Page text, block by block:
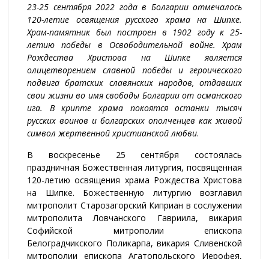
23-25 сентября 2022 года в Болгарии отмечалось
120-летие освящения русского храма на Шипке.
Храм-памятник был построен в 1902 году к 25-
летию победы в Освободительной войне. Храм
Рождества Христова на Шипке является
олицетворением славной победы и героического
подвига братских славянских народов, отдавших
свои жизни во имя свободы Болгарии от османского
ига. В крипте храма покоятся останки тысяч
русских воинов и болгарских ополченцев как живой
символ жертвенной христианской любви.
В воскресенье 25 сентября состоялась
праздничная Божественная литургия, посвященная
120-летию освящения храма Рождества Христова
на Шипке. Божественную литургию возглавил
митрополит Старозагорский Киприан в сослужении
митрополита Ловчанского Гавриила, викария
Софийской митрополии епископа
Белоградчикского Поликарпа, викария Сливенской
митрополии епископа Агатопольского Иерофея,